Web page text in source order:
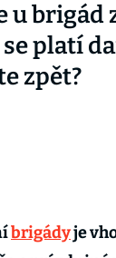
u brigád
platí
zpět?
brigádyje